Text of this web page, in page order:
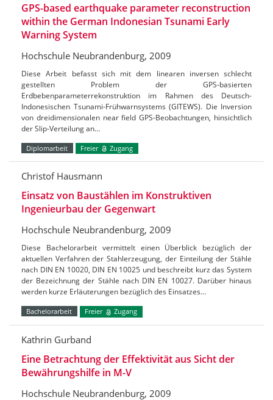
GPS-based earthquake parameter reconstruction
within the German Indonesian Tsunami Early
Warning System
Hochschule Neubrandenburg, 2009
Diese Arbeit befasst sich mit dem linearen inversen schlecht
gestellten Problem der GPS-basierten
Erdbebenparameterrekonstruktion im Rahmen des Deutsch-
Indonesischen Tsunami-Frühwarnsystems (GITEWS). Die Inversion
von dreidimensionalen near field GPS-Beobachtungen, hinsichtlich
der Slip-Verteilung an…
Diplomarbeit Freier Zugang
Christof Hausmann
Einsatz von Baustählen im Konstruktiven
Ingenieurbau der Gegenwart
Hochschule Neubrandenburg, 2009
Diese Bachelorarbeit vermittelt einen Überblick bezüglich der
aktuellen Verfahren der Stahlerzeugung, der Einteilung der Stähle
nach DIN EN 10020, DIN EN 10025 und beschreibt kurz das System
der Bezeichnung der Stähle nach DIN EN 10027. Darüber hinaus
werden kurze Erläuterungen bezüglich des Einsatzes…
Bachelorarbeit Freier Zugang
Kathrin Gurband
Eine Betrachtung der Effektivität aus Sicht der
Bewährungshilfe in M-V
Hochschule Neubrandenburg, 2009